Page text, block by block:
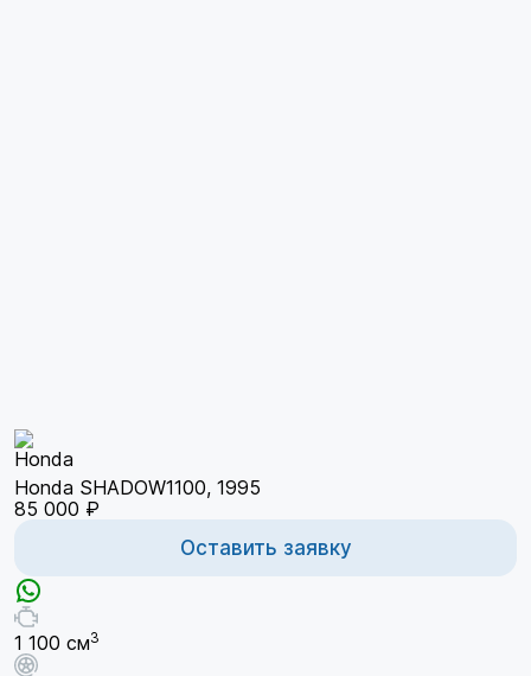
Honda SHADOW1100, 1995
85 000 ₽
Оставить заявку
1 100 см3